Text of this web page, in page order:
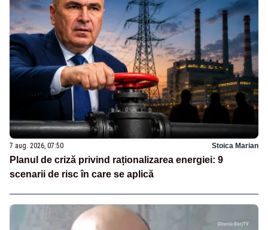
7 aug. 2026, 07:50 Stoica Marian
Planul de criză privind raționalizarea energiei: 9
scenarii de risc în care se aplică